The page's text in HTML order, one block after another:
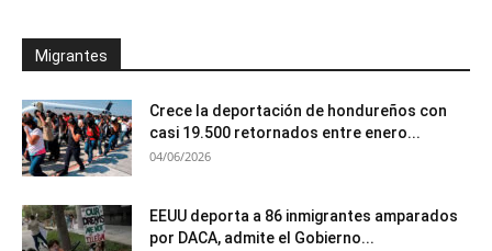
Migrantes
Crece la deportación de hondureños con
casi 19.500 retornados entre enero...
04/06/2026
EEUU deporta a 86 inmigrantes amparados
por DACA, admite el Gobierno...